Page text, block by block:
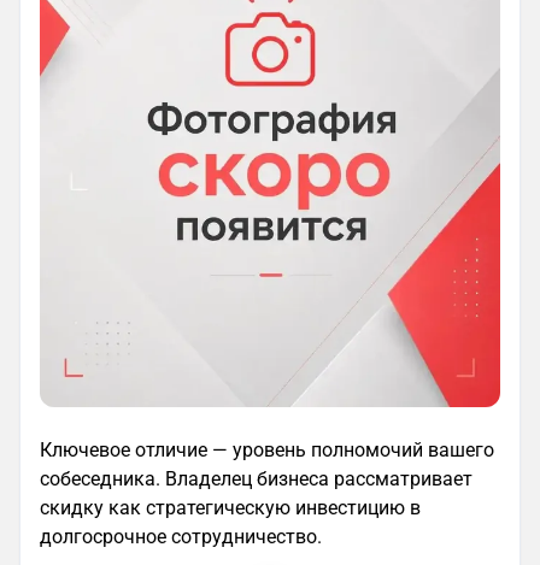
Ключевое отличие — уровень полномочий вашего
собеседника. Владелец бизнеса рассматривает
скидку как стратегическую инвестицию в
долгосрочное сотрудничество.